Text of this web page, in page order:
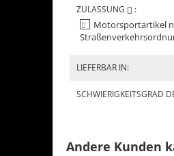
ZULASSUNG :
Motorsportartikel
LIEFERBAR IN:
SCHWIERIGKEITSGRAD
Andere Kunden